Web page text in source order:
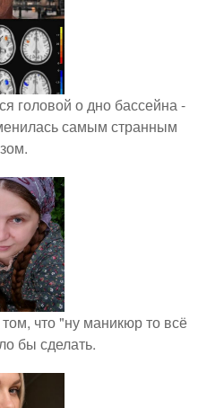
головой о дно бассейна -
самым странным
что "ну маникюр то всё
бы сделать.